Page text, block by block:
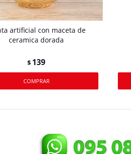
artificial con maceta de
ceramica dorada
$ 139